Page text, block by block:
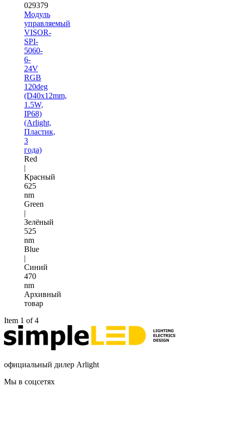
029379
Модуль
управляемый
VISOR-
SPI-
5060-
6-
24V
RGB
120deg
(D40x12mm,
1.5W,
IP68)
(Arlight,
Пластик,
3
года)
Red
|
Красный
625
nm
Green
|
Зелёный
525
nm
Blue
|
Синий
470
nm
Архивный
товар
Item 1 of 4
официальный дилер Arlight
Мы в соцсетях